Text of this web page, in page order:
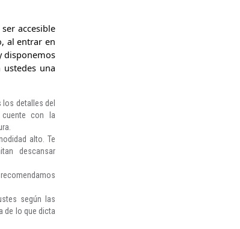
accesible
al entrar en
disponemos
una
detalles del
con la
alto. Te
descansar
según las
de lo que dicta